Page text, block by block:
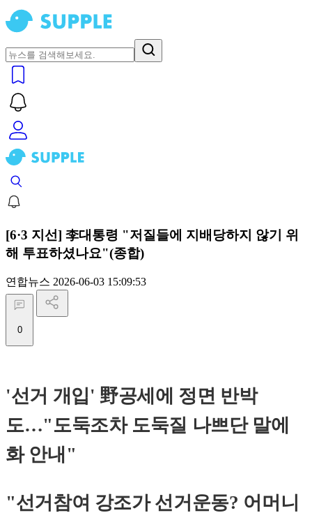
[6·3 지선] 李대통령 "저질들에 지배당하지 않기 위
해 투표하셨나요"(종합)
연합뉴스 2026-06-03 15:09:53
0
'선거 개입' 野공세에 정면 반박
도…"도둑조차 도둑질 나쁘단 말에
화 안내"
"선거참여 강조가 선거운동? 어머니